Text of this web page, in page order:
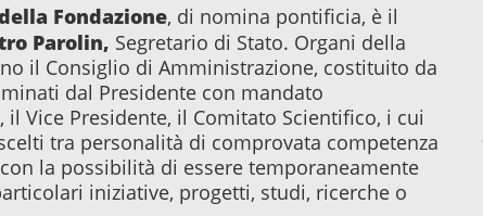
Fondazione, di nomina pontificia, è il
Parolin, Segretario di Stato. Organi della
il Consiglio di Amministrazione, costituito da
dal Presidente con mandato
il Vice Presidente, il Comitato Scientifico, i cui
tra personalità di comprovata competenza
la possibilità di essere temporaneamente
iniziative, progetti, studi, ricerche o